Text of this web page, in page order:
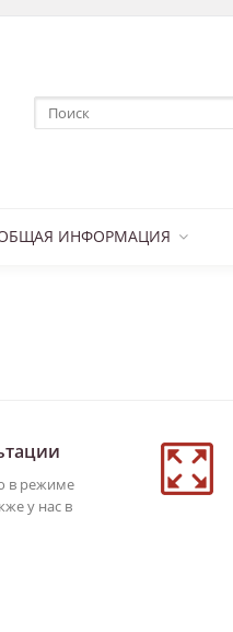
ИНФОРМАЦИЯ
в режиме
у нас в